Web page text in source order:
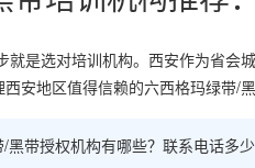
是选对培训机构。西安作为省会
安地区值得信赖的六西格玛绿带/
黑带授权机构有哪些？联系电话多